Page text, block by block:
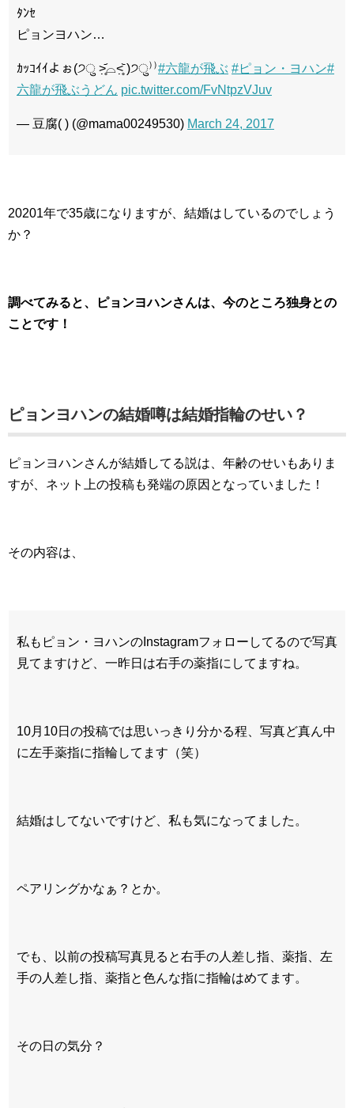
ﾀﾝｾ
ピョンヨハン…
ｶｯｺｲｲよぉ(੭ु ˃̣̣̥᷄⌓˂̣̣̥᷅ )੭ु⁾⁾#六龍が飛ぶ #ピョン・ヨハン#
六龍が飛ぶうどん pic.twitter.com/FvNtpzVJuv
— 豆腐( ) (@mama00249530) March 24, 2017
20201年で35歳になりますが、結婚はしているのでしょう
か？
調べてみると、ピョンヨハンさんは、今のところ独身との
ことです！
ピョンヨハンの結婚噂は結婚指輪のせい？
ピョンヨハンさんが結婚してる説は、年齢のせいもありま
すが、ネット上の投稿も発端の原因となっていました！
その内容は、
私もピョン・ヨハンのInstagramフォローしてるので写真
見てますけど、一昨日は右手の薬指にしてますね。
10月10日の投稿では思いっきり分かる程、写真ど真ん中
に左手薬指に指輪してます（笑）
結婚はしてないですけど、私も気になってました。
ペアリングかなぁ？とか。
でも、以前の投稿写真見ると右手の人差し指、薬指、左
手の人差し指、薬指と色んな指に指輪はめてます。
その日の気分？